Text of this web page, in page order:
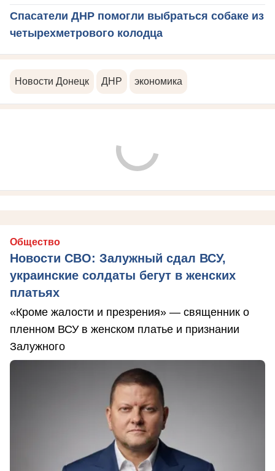
Спасатели ДНР помогли выбраться собаке из
четырехметрового колодца
Новости Донецк ДНР экономика
Общество
Новости СВО: Залужный сдал ВСУ,
украинские солдаты бегут в женских
платьях
«Кроме жалости и презрения» — священник о
пленном ВСУ в женском платье и признании
Залужного